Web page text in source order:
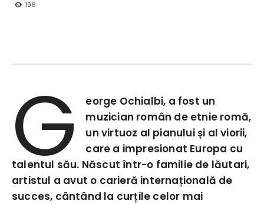
196
G
eorge Ochialbi, a fost un
muzician român de etnie romă,
un virtuoz al pianului și al viorii,
care a impresionat Europa cu
talentul său. Născut într-o familie de lăutari,
artistul a avut o carieră internațională de
succes, cântând la curțile celor mai